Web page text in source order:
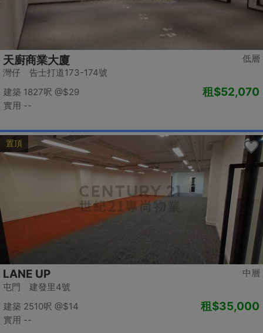
低層
天廚商業大廈
灣仔 告士打道173-174號
建築 1827呎 @$29
實用 --
租$52,070
置頂
中層
LANE UP
屯門 建發里4號
建築 2510呎 @$14
實用 --
租$35,000